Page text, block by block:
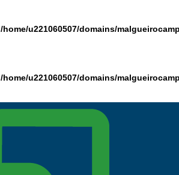
/home/u221060507/domains/
/home/u221060507/domains/